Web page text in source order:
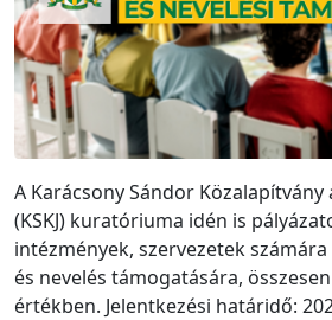
A Karácsony Sándor Közalapítvány
(KSKJ) kuratóriuma idén is
intézmények, szervezetek
és nevelés támogatására,
értékben. Jelentkezési határidő: